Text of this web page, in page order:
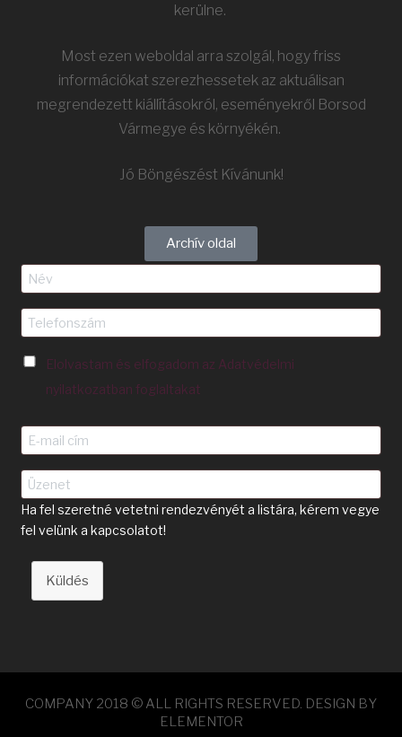
kerülne.
Most ezen weboldal arra szolgál, hogy friss
információkat szerezhessetek az aktuálisan
megrendezett kiállításokról, eseményekről Borsod
Vármegye és környékén.
Jó Böngészést Kívánunk!
Archív oldal
Elolvastam és elfogadom az Adatvédelmi
nyilatkozatban foglaltakat
Ha fel szeretné vetetni rendezvényét a listára, kérem vegye
fel velünk a kapcsolatot!
Küldés
COMPANY 2018 © ALL RIGHTS RESERVED. DESIGN BY
ELEMENTOR